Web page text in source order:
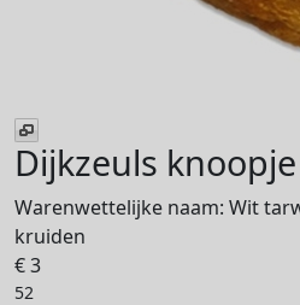
Dijkzeuls
Warenwettelijke naam: Wit
kruiden
€ 3
52